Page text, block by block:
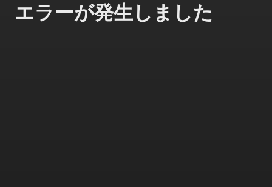
エラーが発生しました